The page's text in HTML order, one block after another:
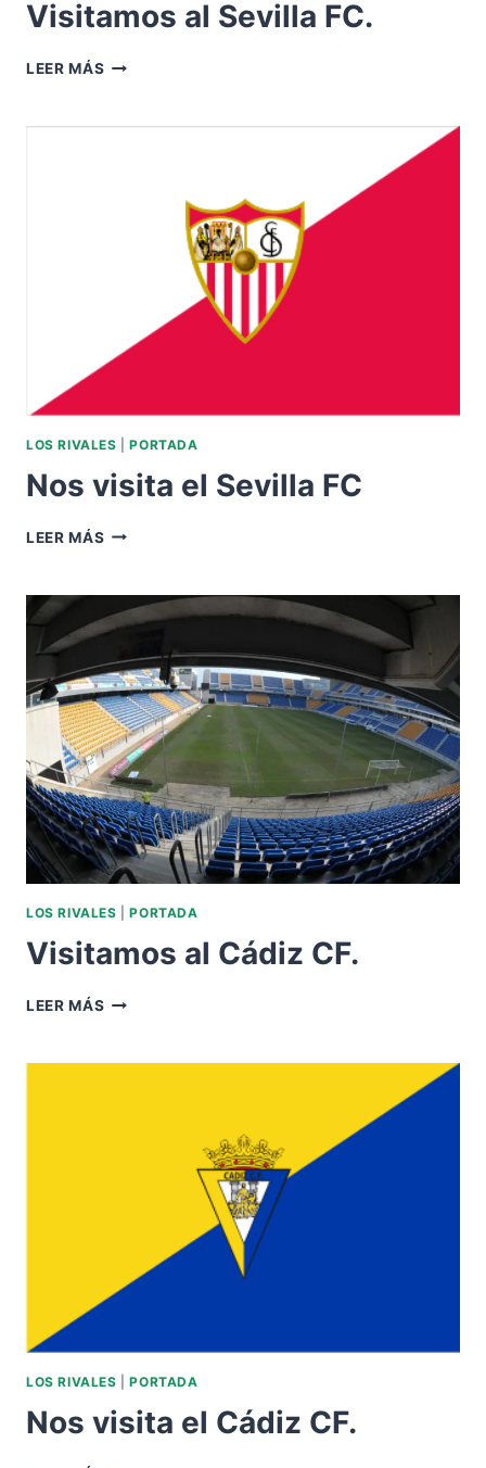
Visitamos al Sevilla FC.
LEER MÁS VISITAMOS
FC.
LOS RIVALES |PORTADA
Nos visita el Sevilla FC
LEER MÁS NOS
SEVILLA
FC
LOS RIVALES |PORTADA
Visitamos al Cádiz CF.
LEER MÁS VISITAMOS
CF.
LOS RIVALES |PORTADA
Nos visita el Cádiz CF.